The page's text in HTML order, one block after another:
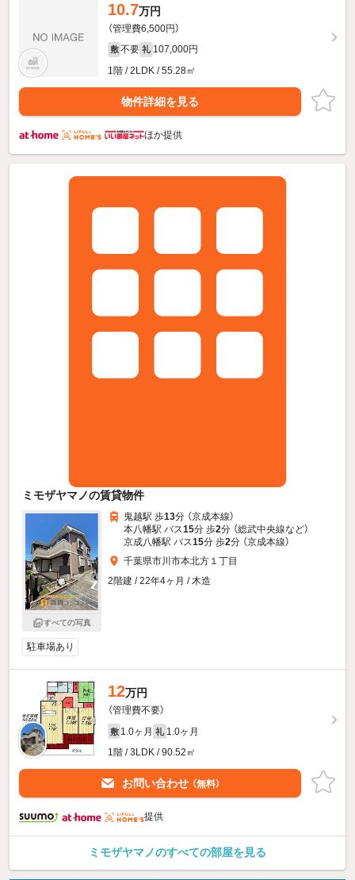
10.7万円
（管理費6,500円）
敷 不要 礼 107,000円
1階 / 2LDK / 55.28㎡
物件詳細を見る
ほか提供
ミモザヤマノの賃貸物件
すべての写真
鬼越駅 歩13分 （京成本線）
本八幡駅 バス15分 歩2分 （総武中央線など）
京成八幡駅 バス15分 歩2分 （京成本線）
千葉県市川市本北方１丁目
2階建 / 22年4ヶ月 / 木造
駐車場あり
12万円
（管理費不要）
敷 1.0ヶ月 礼 1.0ヶ月
1階 / 3LDK / 90.52㎡
お問い合わせ （無料）
提供
ミモザヤマノのすべての部屋を見る